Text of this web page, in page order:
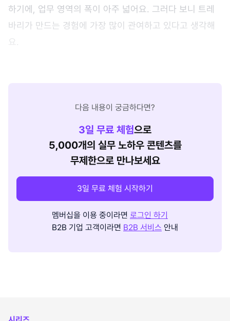
하기에, 업무 영역의 폭이 아주 넓어요. 그러다 보니 트레
바리가 만드는 경험에 가장 많이 관여하고 있다고 생각해
요.
다음 내용이 궁금하다면?
3일 무료 체험으로
5,000개의 실무 노하우 콘텐츠를
무제한으로 만나보세요
3일 무료 체험 시작하기
멤버십을 이용 중이라면 로그인 하기
B2B 기업 고객이라면 B2B 서비스 안내